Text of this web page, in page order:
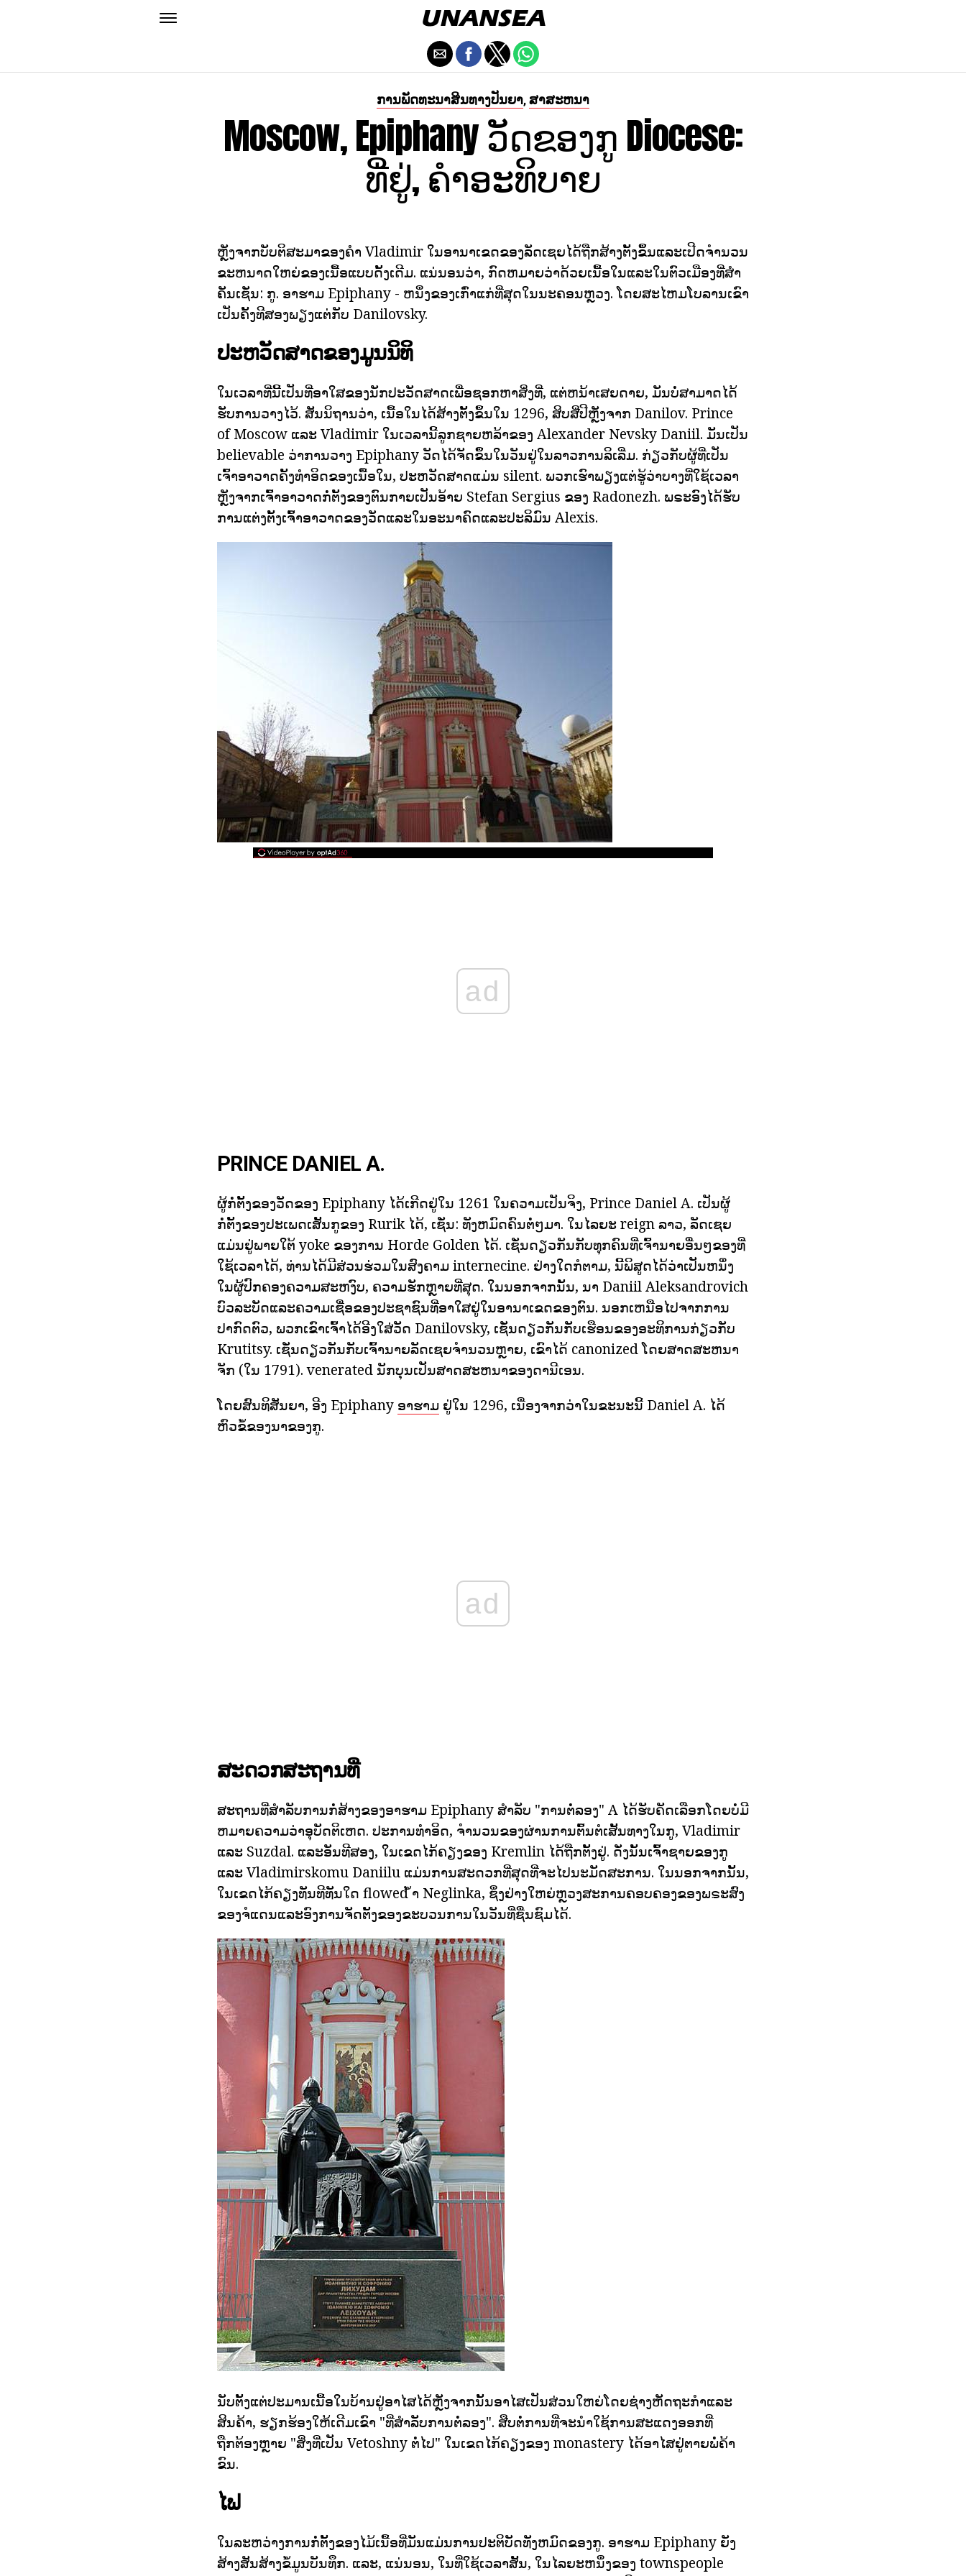
ການພັດທະນາສິນທາງປັນຍາ, ສາສະຫນາ
Moscow, Epiphany ວັດຂອງກູ Diocese:
ທີ່ຢູ່, ຄໍາອະທິບາຍ
ຫຼັງຈາກບັບຕິສະມາຂອງຄໍາ Vladimir ໃນອານາເຂດຂອງລັດເຊຍໄດ້ຖືກສ້າງຕັ້ງຂຶ້ນແລະເປີດຈໍານວນ
ຂະຫນາດໃຫຍ່ຂອງເນື້ອແບບດັ້ງເດີມ. ແນ່ນອນວ່າ, ກົດຫມາຍວ່າດ້ວຍເນື້ອໃນແລະໃນຕົວເມືອງທີ່ສໍາ
ຄັນເຊັ່ນ: ກູ. ອາຮາມ Epiphany - ຫນຶ່ງຂອງເກົ່າແກ່ທີ່ສຸດໃນນະຄອນຫຼວງ. ໂດຍສະໄຫມໂບລານເຂົາ
ເປັນຄັ້ງທີສອງພຽງແຕ່ກັບ Danilovsky.
ປະຫວັດສາດຂອງມູນນິທິ
ໃນເວລາທີ່ນີ້ເປັນທີ່ອາໃສຂອງນັກປະວັດສາດເພື່ອຊອກຫາສິ່ງທີ່, ແຕ່ຫນ້າເສຍດາຍ, ມັນບໍ່ສາມາດໄດ້
ຮັບການວາງໄວ້. ສັນນິຖານວ່າ, ເນື້ອໃນໄດ້ສ້າງຕັ້ງຂຶ້ນໃນ 1296, ສິບສີ່ປີຫຼັງຈາກ Danilov. Prince
of Moscow ແລະ Vladimir ໃນເວລານີ້ລູກຊາຍຫລ້າຂອງ Alexander Nevsky Daniil. ມັນເປັນ
believable ວ່າການວາງ Epiphany ວັດໄດ້ຈັດຂຶ້ນໃນວັນຢູ່ໃນລາວການລິເລີ່ມ. ກ່ຽວກັບຜູ້ທີ່ເປັນ
ເຈົ້າອາວາດຄັ້ງທໍາອິດຂອງເນື້ອໃນ, ປະຫວັດສາດແມ່ນ silent. ພວກເຮົາພຽງແຕ່ຮູ້ວ່າບາງທີ່ໃຊ້ເວລາ
ຫຼັງຈາກເຈົ້າອາວາດກໍ່ຕັ້ງຂອງຕົນກາຍເປັນອ້າຍ Stefan Sergius ຂອງ Radonezh. ພຣະອົງໄດ້ຮັບ
ການແຕ່ງຕັ້ງເຈົ້າອາວາດຂອງວັດແລະໃນອະນາຄົດແລະປະລິມົນ Alexis.
ad
PRINCE DANIEL A.
ຜູ້ກໍ່ຕັ້ງຂອງວັດຂອງ Epiphany ໄດ້ເກີດຢູ່ໃນ 1261 ໃນຄວາມເປັນຈິງ, Prince Daniel A. ເປັນຜູ້
ກໍ່ຕັ້ງຂອງປະເພດເສັ້ນກູຂອງ Rurik ໄດ້, ເຊັ່ນ: ທັງຫມົດຄົນຕໍ່ໆມາ. ໃນໄລຍະ reign ລາວ, ລັດເຊຍ
ແມ່ນຢູ່ພາຍໃຕ້ yoke ຂອງການ Horde Golden ໄດ້. ເຊັ່ນດຽວກັນກັບທຸກຄົນທີ່ເຈົ້ານາຍອື່ນໆຂອງທີ່
ໃຊ້ເວລາໄດ້, ທ່ານໄດ້ມີສ່ວນຮ່ວມໃນສົງຄາມ internecine. ຢ່າງໃດກໍຕາມ, ນີ້ພິສູດໄດ້ວ່າເປັນຫນຶ່ງ
ໃນຜູ້ປົກຄອງຄວາມສະຫງົບ, ຄວາມຮັກຫຼາຍທີ່ສຸດ. ໃນນອກຈາກນັ້ນ, ນາ Daniil Aleksandrovich
ບົວລະບັດແລະຄວາມເຊື່ອຂອງປະຊາຊົນທີ່ອາໃສຢູ່ໃນອານາເຂດຂອງຕົນ. ນອກເຫນືອໄປຈາກການ
ປາກົດຕົວ, ພວກເຂົາເຈົ້າໄດ້ອີງໃສ່ວັດ Danilovsky, ເຊັ່ນດຽວກັນກັບເຮືອນຂອງອະທິການກ່ຽວກັບ
Krutitsy. ເຊັ່ນດຽວກັນກັບເຈົ້ານາຍລັດເຊຍຈໍານວນຫຼາຍ, ເຂົາໄດ້ canonized ໂດຍສາດສະຫນາ
ຈັກ (ໃນ 1791). venerated ນັກບຸນເປັນສາດສະຫນາຂອງດານີເອນ.
ໂດຍສົນທິສັນຍາ, ອີງ Epiphany ອາຮາມ ຢູ່ໃນ 1296, ເນື່ອງຈາກວ່າໃນຂະນະນີ້ Daniel A. ໄດ້
ຫົວຂໍ້ຂອງນາຂອງກູ.
ad
ສະດວກສະຖານທີ່
ສະຖານທີ່ສໍາລັບການກໍ່ສ້າງຂອງອາຮາມ Epiphany ສໍາລັບ "ການຕໍ່ລອງ" A ໄດ້ຮັບຄັດເລືອກໂດຍບໍ່ມີ
ຫມາຍຄວາມວ່າອຸບັດຕິເຫດ. ປະການທໍາອິດ, ຈໍານວນຂອງຜ່ານການຕົ້ນຕໍເສັ້ນທາງໃນກູ, Vladimir
ແລະ Suzdal. ແລະອັນທີສອງ, ໃນເຂດໄກ້ຄຽງຂອງ Kremlin ໄດ້ຖືກຕັ້ງຢູ່. ດັ່ງນັ້ນເຈົ້າຊາຍຂອງກູ
ແລະ Vladimirskomu Daniilu ແມ່ນການສະດວກທີ່ສຸດທີ່ຈະໄປນະມັດສະການ. ໃນນອກຈາກນັ້ນ,
ໃນເຂດໄກ້ຄຽງທັນທີທັນໃດ flowed ້ໍາ Neglinka, ຊຶ່ງຢ່າງໃຫຍ່ຫຼວງສະການຄອບຄອງຂອງພຣະສົງ
ຂອງຈໍແດນແລະອົງການຈັດຕັ້ງຂອງຂະບວນການໃນວັນທີ່ຊື່ນຊົມໄດ້.
ນັບຕັ້ງແຕ່ປະມານເນື້ອໃນບ້ານຢູ່ອາໄສໄດ້ຫຼັງຈາກນັ້ນອາໄສເປັນສ່ວນໃຫຍ່ໂດຍຊ່າງຫັດຖະກໍາແລະ
ສິນຄ້າ, ຮຽກຮ້ອງໃຫ້ເດີມເຂົາ "ທີ່ສໍາລັບການຕໍ່ລອງ". ສືບຕໍ່ການທີ່ຈະນໍາໃຊ້ການສະແດງອອກທີ່
ຖືກຕ້ອງຫຼາຍ "ສິ່ງທີ່ເປັນ Vetoshny ຕໍ່ໄປ" ໃນເຂດໄກ້ຄຽງຂອງ monastery ໄດ້ອາໄສຢູ່ຕາຍພໍ່ຄ້າ
ຂົນ.
ໄຟ
ໃນລະຫວ່າງການກໍ່ຕັ້ງຂອງໄມ້ເນື້ອທີ່ມັນແມ່ນການປະຕິບັດທັງຫມົດຂອງກູ. ອາຮາມ Epiphany ຍັງ
ສ້າງສັນສ້າງຂໍ້ມູນບັນທຶກ. ແລະ, ແນ່ນອນ, ໃນທີ່ໃຊ້ເວລາສັ້ນ, ໃນໄລຍະຫນຶ່ງຂອງ townspeople